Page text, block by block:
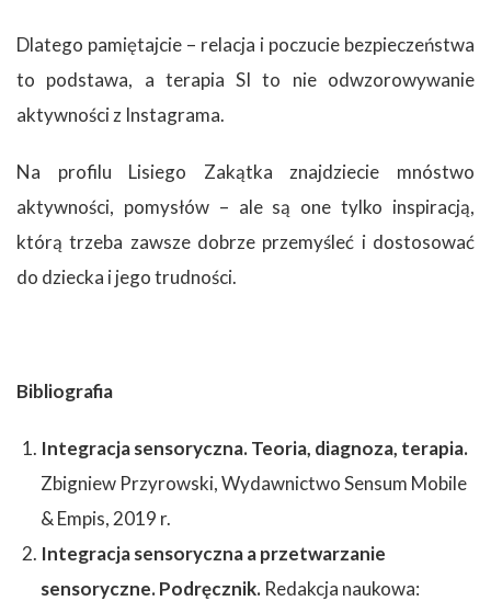
Dlatego pamiętajcie – relacja i poczucie bezpieczeństwa
to podstawa, a terapia SI to nie odwzorowywanie
aktywności z Instagrama.
Na profilu Lisiego Zakątka znajdziecie mnóstwo
aktywności, pomysłów – ale są one tylko inspiracją,
którą trzeba zawsze dobrze przemyśleć i dostosować
do dziecka i jego trudności.
Bibliografia
Integracja sensoryczna. Teoria, diagnoza, terapia.
Zbigniew Przyrowski, Wydawnictwo Sensum Mobile
& Empis, 2019 r.
Integracja sensoryczna a przetwarzanie
sensoryczne. Podręcznik. Redakcja naukowa: